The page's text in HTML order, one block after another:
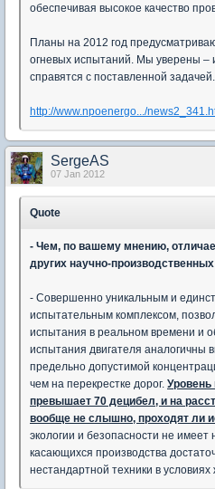
обеспечивая высокое качество
Планы на 2012 год
огневых испытаний. Мы уверены
справятся с поставленной задачей.
http://www.npoenergo.../
SergeAS
07 Jan 2012
Quote
- Чем, по вашему мнению,
других научно-
- Совершенно уникальным и
испытательным комплексом,
испытания в реальном времени и
испытания двигателя аналогичны
предельно допустимой
чем на перекрестке дорог.
превышает 70 децибел, и на
вообще не слышно, проходят ли
экологии и безопасности не имеет
касающихся производства
нестандартной техники в условиях